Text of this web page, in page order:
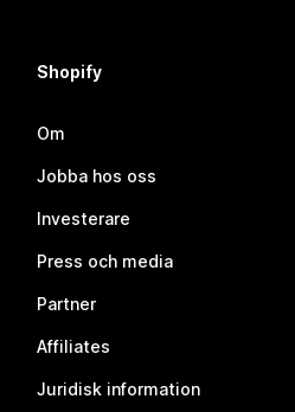
Shopify
Om
Jobba hos oss
Investerare
Press och media
Partner
Affiliates
Juridisk information